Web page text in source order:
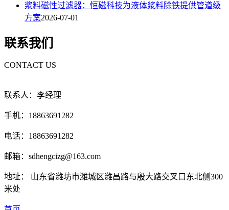
浆料磁性过滤器：恒磁科技为液体浆料除铁提供管道级
方案2026-07-01
联系我们
CONTACT US
联系人：李经理
手机：18863691282
电话：18863691282
邮箱：sdhengcizg@163.com
地址： 山东省潍坊市潍城区潍昌路与殷大路交叉口东北侧300
米处